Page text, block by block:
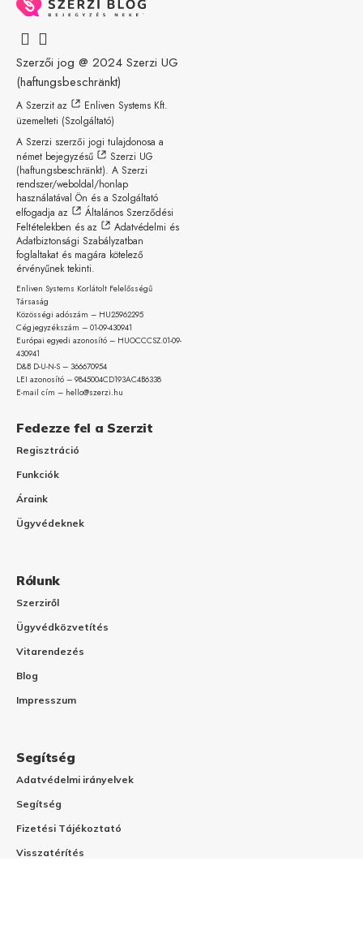
Szerzői jog @ 2024 Szerzi UG
(haftungsbeschränkt)
A Szerzit az
Enliven Systems Kft.
üzemelteti (Szolgáltató)
A Szerzi szerzői jogi tulajdonosa a
német bejegyzésű
Szerzi UG
(haftungsbeschränkt). A Szerzi
rendszer/weboldal/honlap
használatával Ön és a Szolgáltató
elfogadja az
Általános Szerződési
Feltételekben és az
Adatvédelmi és
Adatbiztonsági Szabályzatban
foglaltakat és magára kötelező
érvényűnek tekinti.
Enliven Systems Korlátolt Felelősségű
Társaság
Közösségi adószám – HU25962295
Cégjegyzékszám – 01-09-430941
Európai egyedi azonosító – HUOCCCSZ.01-09-
430941
D&B D-U-N-S – 366670954
LEI azonosító – 9845004CD193AC4B6338
E-mail cím – hello@szerzi.hu
Fedezze fel a Szerzit
Regisztráció
Funkciók
Áraink
Ügyvédeknek
Rólunk
Szerziről
Ügyvédközvetítés
Vitarendezés
Blog
Impresszum
Segítség
Adatvédelmi irányelvek
Segítség
Fizetési Tájékoztató
Visszatérítés